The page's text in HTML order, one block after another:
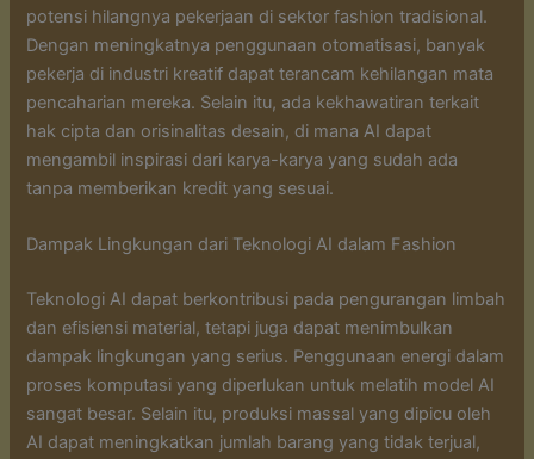
potensi hilangnya pekerjaan di sektor fashion tradisional.
Dengan meningkatnya penggunaan otomatisasi, banyak
pekerja di industri kreatif dapat terancam kehilangan mata
pencaharian mereka. Selain itu, ada kekhawatiran terkait
hak cipta dan orisinalitas desain, di mana AI dapat
mengambil inspirasi dari karya-karya yang sudah ada
tanpa memberikan kredit yang sesuai.
Dampak Lingkungan dari Teknologi AI dalam Fashion
Teknologi AI dapat berkontribusi pada pengurangan limbah
dan efisiensi material, tetapi juga dapat menimbulkan
dampak lingkungan yang serius. Penggunaan energi dalam
proses komputasi yang diperlukan untuk melatih model AI
sangat besar. Selain itu, produksi massal yang dipicu oleh
AI dapat meningkatkan jumlah barang yang tidak terjual,